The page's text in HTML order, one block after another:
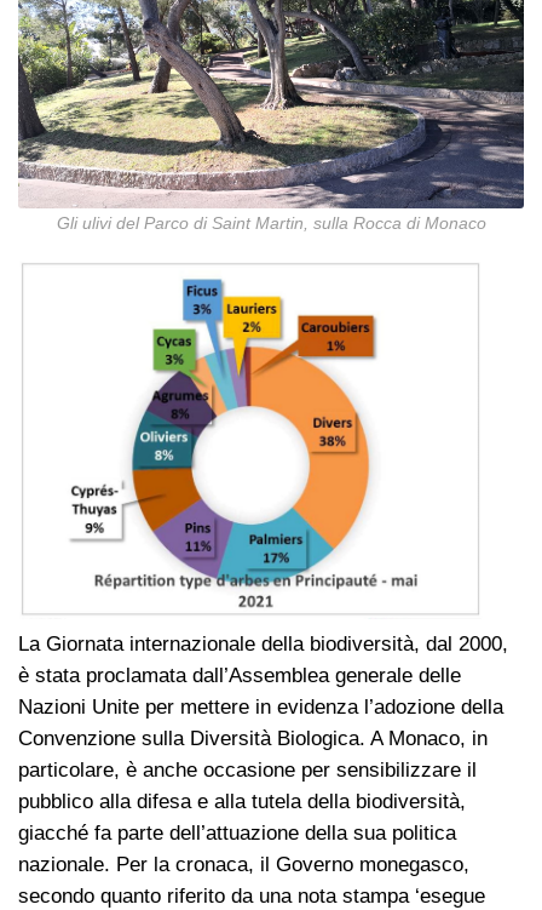
Gli ulivi del Parco di Saint Martin, sulla Rocca di Monaco
La Giornata internazionale della biodiversità, dal 2000,
è stata proclamata dall’Assemblea generale delle
Nazioni Unite per mettere in evidenza l’adozione della
Convenzione sulla Diversità Biologica. A Monaco, in
particolare, è anche occasione per sensibilizzare il
pubblico alla difesa e alla tutela della biodiversità,
giacché fa parte dell’attuazione della sua politica
nazionale. Per la cronaca, il Governo monegasco,
secondo quanto riferito da una nota stampa ‘esegue